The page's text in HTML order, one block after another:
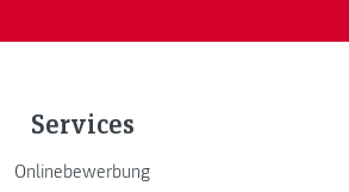
Services
Onlinebewerbung